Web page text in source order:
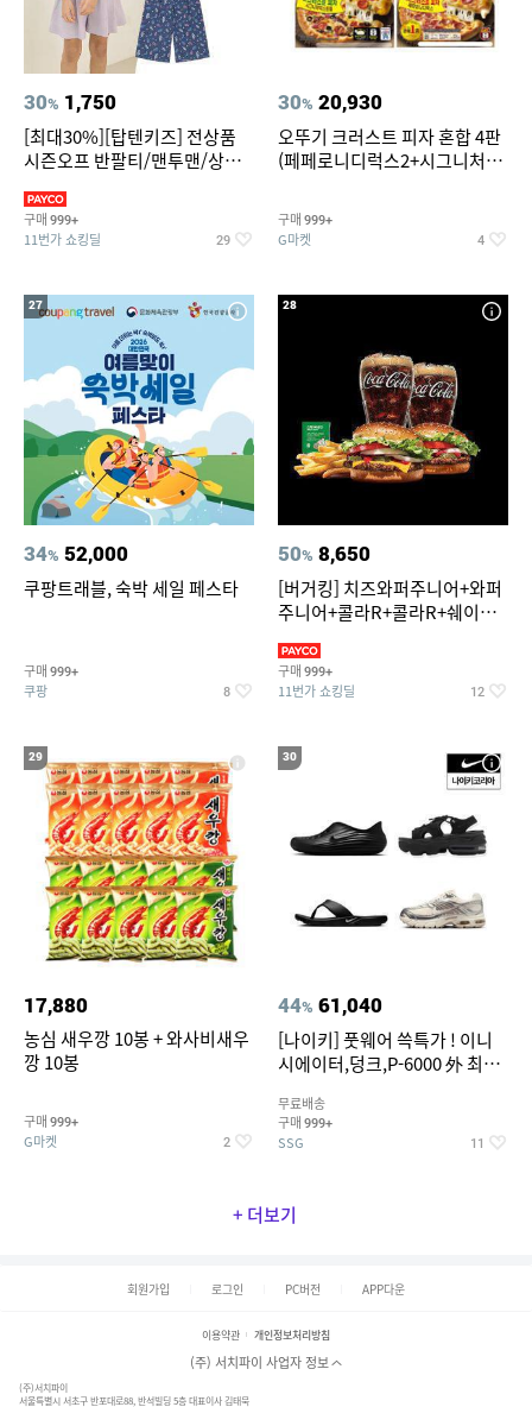
30% 1,750
[최대30%][탑텐키즈] 전상품
시즌오프 반팔티/맨투맨/상하
구매 999+
11번가 쇼킹딜 29
30% 20,930
오뚜기 크러스트 피자 혼합 4판
(페페로니디럭스2+시그니처익
구매 999+
G마켓 4
27
34% 52,000
쿠팡트래블, 숙박 세일 페스타
구매 999+
쿠팡 8
28
50% 8,650
[버거킹] 치즈와퍼주니어+와퍼
주니어+콜라R+콜라R+쉐이킹
구매 999+
11번가 쇼킹딜 12
29
17,880
농심 새우깡 10봉 + 와사비새우
깡 10봉
구매 999+
G마켓 2
30
44% 61,040
[나이키] 풋웨어 쓱특가 ! 이니
시에이터,덩크,P-6000 外 최대
무료배송
구매 999+
SSG 11
+ 더보기
회원가입 로그인 PC버전 APP다운
이용약관 개인정보처리방침
(주) 서치파이 사업자 정보
(주)서치파이
서울특별시 서초구 반포대로88, 반석빌딩 5층 대표이사 김태묵